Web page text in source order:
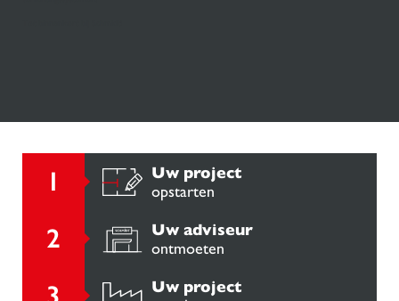
Uw project
opstarten
Uw adviseur
ontmoeten
Uw project